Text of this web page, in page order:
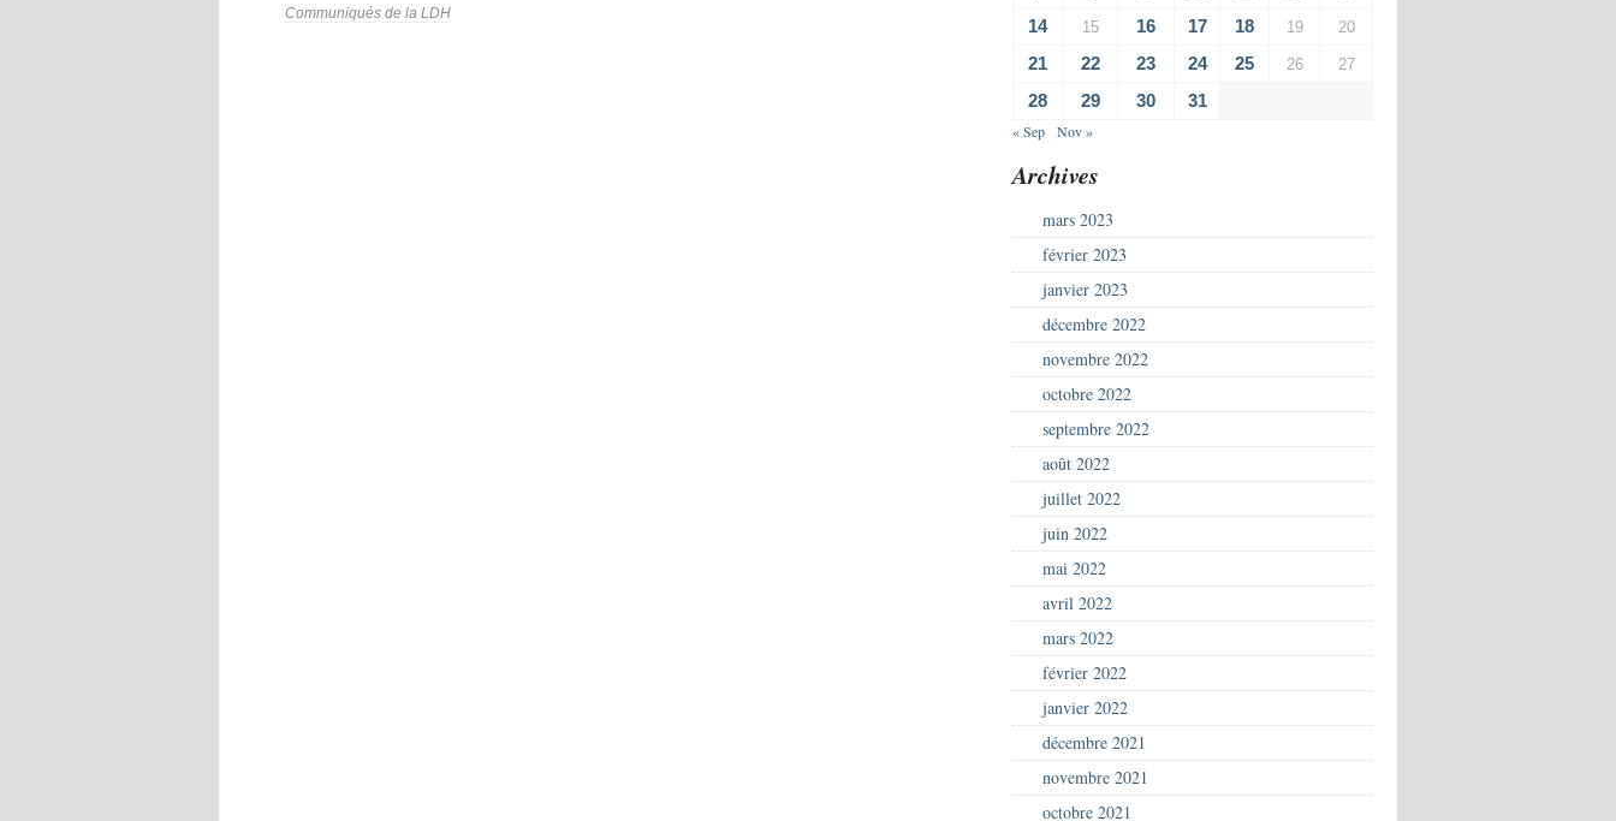
Communiqués de la LDH
14 15 16 17 18 19 20
21 22 23 24 25 26 27
28 29 30 31
« Sep Nov »
Archives
mars 2023
février 2023
janvier 2023
décembre 2022
novembre 2022
octobre 2022
septembre 2022
août 2022
juillet 2022
juin 2022
mai 2022
avril 2022
mars 2022
février 2022
janvier 2022
décembre 2021
novembre 2021
octobre 2021